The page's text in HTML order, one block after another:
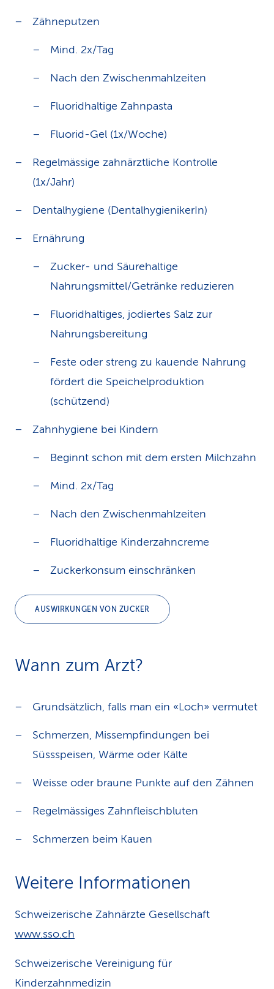
Zähneputzen
Mind. 2x/Tag
Nach den Zwischenmahlzeiten
Fluoridhaltige Zahnpasta
Fluorid-Gel (1x/Woche)
Regelmässige zahnärztliche Kontrolle
(1x/Jahr)
Dentalhygiene (DentalhygienikerIn)
Ernährung
Zucker- und Säurehaltige
Nahrungsmittel/Getränke reduzieren
Fluoridhaltiges, jodiertes Salz zur
Nahrungsbereitung
Feste oder streng zu kauende Nahrung
fördert die Speichelproduktion
(schützend)
Zahnhygiene bei Kindern
Beginnt schon mit dem ersten Milchzahn
Mind. 2x/Tag
Nach den Zwischenmahlzeiten
Fluoridhaltige Kinderzahncreme
Zuckerkonsum einschränken
AUSWIRKUNGEN VON ZUCKER
Wann zum Arzt?
Grundsätzlich, falls man ein «Loch» vermutet
Schmerzen, Missempfindungen bei
Süssspeisen, Wärme oder Kälte
Weisse oder braune Punkte auf den Zähnen
Regelmässiges Zahnfleischbluten
Schmerzen beim Kauen
Weitere Informationen
Schweizerische Zahnärzte Gesellschaft
www.sso.ch
Schweizerische Vereinigung für
Kinderzahnmedizin